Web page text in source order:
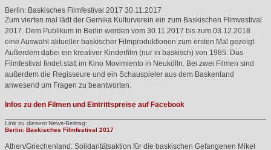
Berlin: Baskisches Filmfestival 2017 30.11.2017
Zum vierten mal lädt der Gernika Kulturverein ein zum Baskischen Filmvestival
2017. Dem Publikum in Berlin werden vom 30.11.2017 bis zum 03.12.2018
eine Auswahl aktueller baskischer Filmproduktionen zum ersten Mal gezeigt.
Außerdem dabei ein kreativer Kinderfilm (nur in baskisch) von 1985. Das
Filmfestival findet statt im Kino Movimiento in Neukölln. Bei zwei Filmen sind
außerdem die Regisseure und ein Schauspieler aus dem Baskenland
anwesend um Fragen zu beantworten.
Infos zu den Filmen und Eintrittspreise auf Facebook
Link zu diesem News-Beitrag:
Berlin: Baskisches Filmfestival 2017
Athen/Griechenland: Solidaritätsaktion für die baskischen Gefangenen Mikel